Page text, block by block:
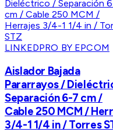
LINKEDPRO BY EPCOM
Aislador Bajada
Pararrayos /
Separación 6-7 cm /
Cable 250 MCM /
3/4-1 1/4 in / Torres